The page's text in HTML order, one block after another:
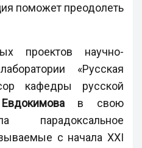
поможет преодолеть
проектов научно-
«Русская
кафедры русской
в свою
парадоксальное
с начала XXI